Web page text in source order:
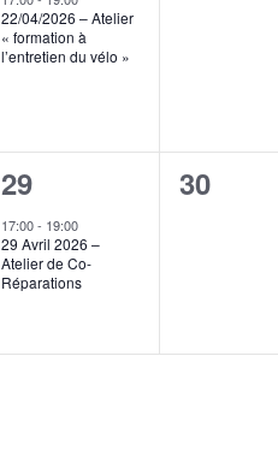
22/04/2026 – Atelier
« formation à
l’entretien du vélo »
1
évènement,
29
17:00- 19:00
29 Avril 2026 –
Atelier de Co-
Réparations
0
30